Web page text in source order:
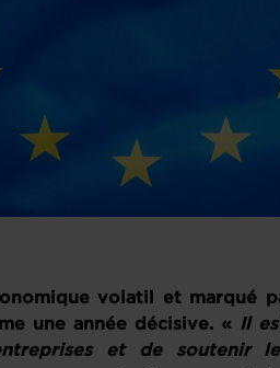
volatil et marqué
une année décisive. « Il
et de soutenir